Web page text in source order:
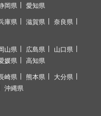
岡県 愛知県
庫県 滋賀県
奈良県
山県 広島県
山口県
媛県 高知県
崎県 熊本県
大分県
沖縄県